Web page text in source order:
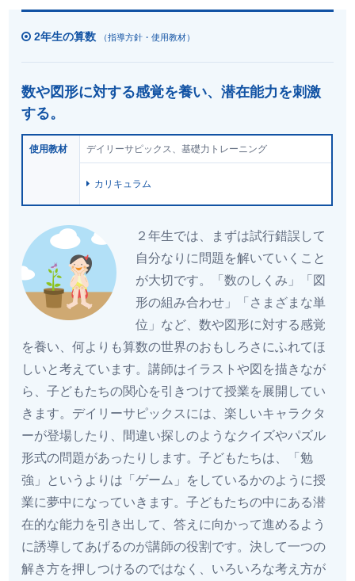
2年生の算数 （指導方針・使用教材）
数や図形に対する感覚を養い、潜在能力を刺激
する。
使用教材 デイリーサピックス、基礎力トレーニング
カリキュラム
２年生では、まずは試行錯誤して
自分なりに問題を解いていくこと
が大切です。「数のしくみ」「図
形の組み合わせ」「さまざまな単
位」など、数や図形に対する感覚
を養い、何よりも算数の世界のおもしろさにふれてほ
しいと考えています。講師はイラストや図を描きなが
ら、子どもたちの関心を引きつけて授業を展開してい
きます。デイリーサピックスには、楽しいキャラクタ
ーが登場したり、間違い探しのようなクイズやパズル
形式の問題があったりします。子どもたちは、「勉
強」というよりは「ゲーム」をしているかのように授
業に夢中になっていきます。子どもたちの中にある潜
在的な能力を引き出して、答えに向かって進めるよう
に誘導してあげるのが講師の役割です。決して一つの
解き方を押しつけるのではなく、いろいろな考え方が